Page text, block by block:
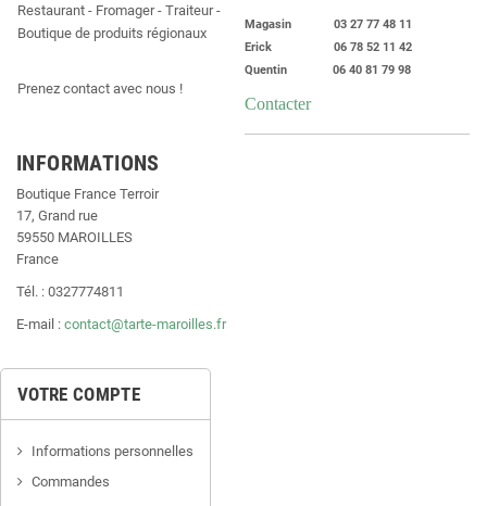
Restaurant - Fromager - Traiteur -
Boutique de produits régionaux
Prenez contact avec nous !
Magasin 03 27 77 48 11
Erick 06 78 52 11 42
Quentin 06 40 81 79 98
Contacter
INFORMATIONS
Boutique France Terroir
17, Grand rue
59550 MAROILLES
France
Tél. : 0327774811
E-mail : contact@tarte-maroilles.fr
VOTRE COMPTE
Informations personnelles
Commandes